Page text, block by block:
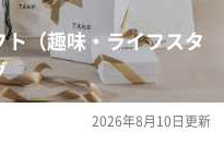
（趣味・ライフスタ
2026年8月10日更新